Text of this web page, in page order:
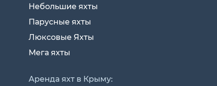
Небольшие яхты
Парусные яхты
Люксовые Яхты
Мега яхты
Аренда яхт в Крыму: